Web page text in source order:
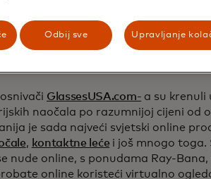
GlassesUSA.com- a su krenuli
naočala po razumnijoj cijeni od
je sada najveći svjetski online
, kontaktne leće i još mnogo toga.
nude online, s ponudama Ray-
online koristeći virtualno
Odbij sve Upravljanje